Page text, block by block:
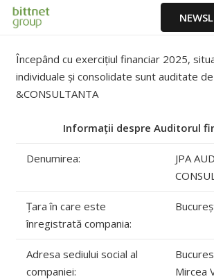
Începând cu exercițiul financiar 2025,
individuale și consolidate sunt auditate de
&CONSULTANTA
Informații despre Auditorul
Denumirea:
JPA
Țara în care este
înregistrată compania:
Adresa sediului social al
companiei:
Mircea